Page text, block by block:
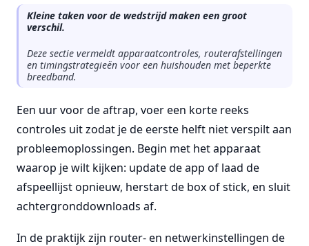
Kleine taken voor de wedstrijd maken een groot
verschil.
Deze sectie vermeldt apparaatcontroles, routerafstellingen
en timingstrategieën voor een huishouden met beperkte
breedband.
Een uur voor de aftrap, voer een korte reeks
controles uit zodat je de eerste helft niet verspilt aan
probleemoplossingen. Begin met het apparaat
waarop je wilt kijken: update de app of laad de
afspeellijst opnieuw, herstart de box of stick, en sluit
achtergronddownloads af.
In de praktijk zijn router- en netwerkinstellingen de